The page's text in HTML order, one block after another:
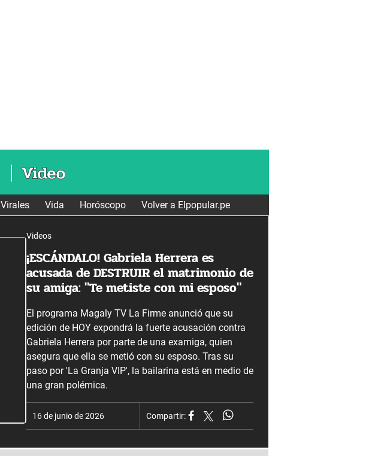
Virales Vida Horóscopo Volver a Elpopular.pe
Videos
¡ESCÁNDALO! Gabriela Herrera es
acusada de DESTRUIR el matrimonio de
su amiga: "Te metiste con mi esposo"
El programa Magaly TV La Firme anunció que su
edición de HOY expondrá la fuerte acusación contra
Gabriela Herrera por parte de una examiga, quien
asegura que ella se metió con su esposo. Tras su
paso por 'La Granja VIP', la bailarina está en medio de
una gran polémica.
16 de junio de 2026 Compartir: